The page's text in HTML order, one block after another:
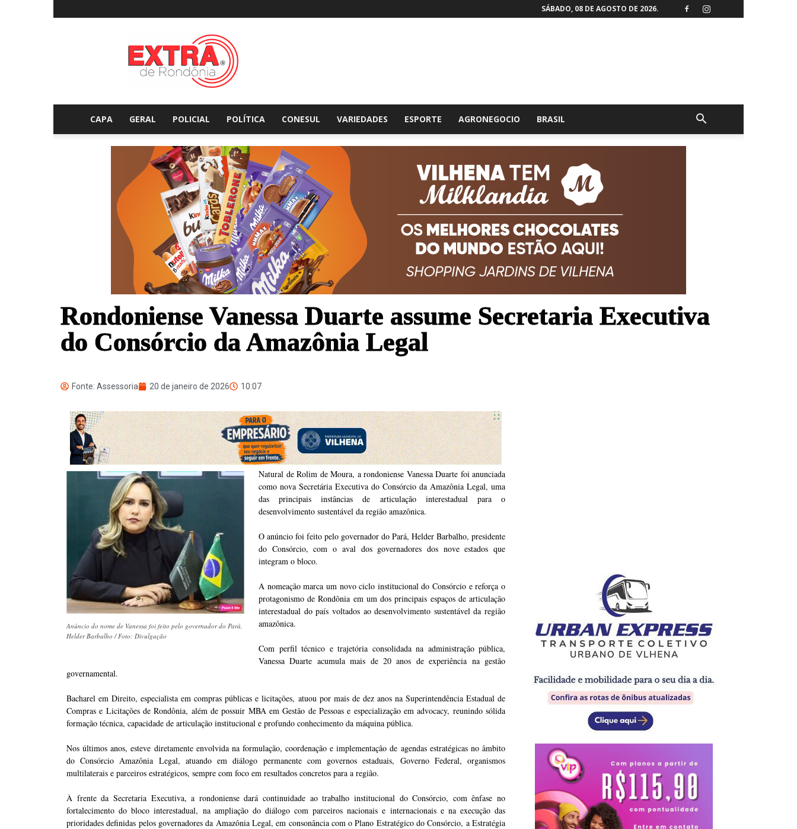
SÁBADO, 08 DE AGOSTO DE 2026.
Extraderondonia.com.br
CAPA GERAL POLICIAL POLÍTICA CONESUL VARIEDADES ESPORTE AGRONEGOCIO BRASIL
Rondoniense Vanessa Duarte assume Secretaria Executiva
do Consórcio da Amazônia Legal
Fonte: Assessoria 20 de janeiro de 2026 10:07
Anúncio do nome de Vanessa foi feito pelo governador do Pará,
Helder Barbalho / Foto: Divulgação
Natural de Rolim de Moura, a rondoniense Vanessa Duarte foi anunciada
como nova Secretária Executiva do Consórcio da Amazônia Legal, uma
das principais instâncias de articulação interestadual para o
desenvolvimento sustentável da região amazônica.
O anúncio foi feito pelo governador do Pará, Helder Barbalho, presidente
do Consórcio, com o aval dos governadores dos nove estados que
integram o bloco.
A nomeação marca um novo ciclo institucional do Consórcio e reforça o
protagonismo de Rondônia em um dos principais espaços de articulação
interestadual do país voltados ao desenvolvimento sustentável da região
amazônica.
Com perfil técnico e trajetória consolidada na administração pública,
Vanessa Duarte acumula mais de 20 anos de experiência na gestão
governamental.
Bacharel em Direito, especialista em compras públicas e licitações, atuou por mais de dez anos na Superintendência Estadual de
Compras e Licitações de Rondônia, além de possuir MBA em Gestão de Pessoas e especialização em advocacy, reunindo sólida
formação técnica, capacidade de articulação institucional e profundo conhecimento da máquina pública.
Nos últimos anos, esteve diretamente envolvida na formulação, coordenação e implementação de agendas estratégicas no âmbito
do Consórcio Amazônia Legal, atuando em diálogo permanente com governos estaduais, Governo Federal, organismos
multilaterais e parceiros estratégicos, sempre com foco em resultados concretos para a região.
À frente da Secretaria Executiva, a rondoniense dará continuidade ao trabalho institucional do Consórcio, com ênfase no
fortalecimento do bloco interestadual, na ampliação do diálogo com parceiros nacionais e internacionais e na execução das
prioridades definidas pelos governadores da Amazônia Legal, em consonância com o Plano Estratégico do Consórcio, a Estratégia